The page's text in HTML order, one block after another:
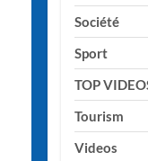
Société
Sport
TOP
Tourism
Videos